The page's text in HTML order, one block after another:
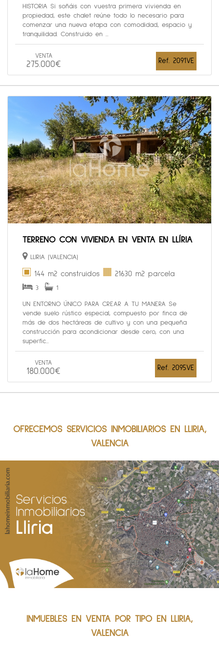
HISTORIA Si soñáis con vuestra primera vivienda en
propiedad, este chalet reúne todo lo necesario para
comenzar una nueva etapa con comodidad, espacio y
tranquilidad. Construido en ...
VENTA
275.000€ Ref. 2091VE
TERRENO CON VIVIENDA EN VENTA EN LLÍRIA
LLIRIA (VALENCIA)
144 m2 construidos 21630 m2 parcela
3 1
UN ENTORNO ÚNICO PARA CREAR A TU MANERA Se
vende suelo rústico especial, compuesto por finca de
más de dos hectáreas de cultivo y con una pequeña
construcción para acondicionar desde cero, con una
superfic...
VENTA
180.000€ Ref. 2095VE
OFRECEMOS SERVICIOS INMOBILIARIOS EN LLIRIA,
VALENCIA
INMUEBLES EN VENTA POR TIPO EN LLIRIA,
VALENCIA